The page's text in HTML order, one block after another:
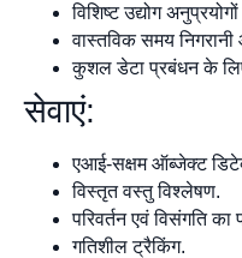
विशिष्ट उद्योग
वास्तविक समय
कुशल डेटा प्रबंधन के
सेवाएं:
एआई-सक्षम ऑब्जेक्ट
विस्तृत वस्तु विश्लेषण.
परिवर्तन एवं विसंगति का
गतिशील ट्रैकिंग.